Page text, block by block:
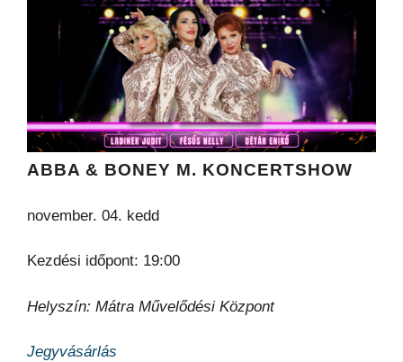
ABBA & BONEY M. KONCERTSHOW
november. 04. kedd
Kezdési időpont: 19:00
Helyszín: Mátra Művelődési Központ
Jegyvásárlás